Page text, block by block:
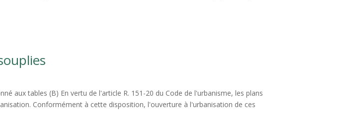
aux tables (B) En vertu de l'article R. 151-20 du Code de l'urbanisme, les plans
Conformément à cette disposition, l'ouverture à l'urbanisation de ces